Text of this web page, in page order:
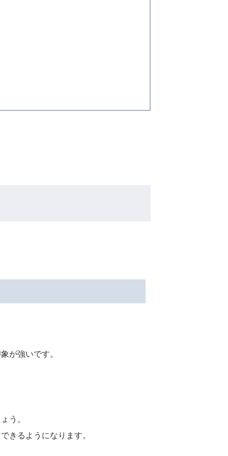
が強いです。
う。
きるようになります。